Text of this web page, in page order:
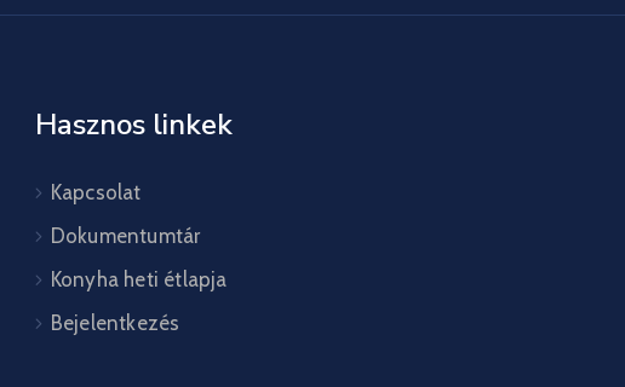
Hasznos linkek
Kapcsolat
Dokumentumtár
Konyha heti étlapja
Bejelentkezés